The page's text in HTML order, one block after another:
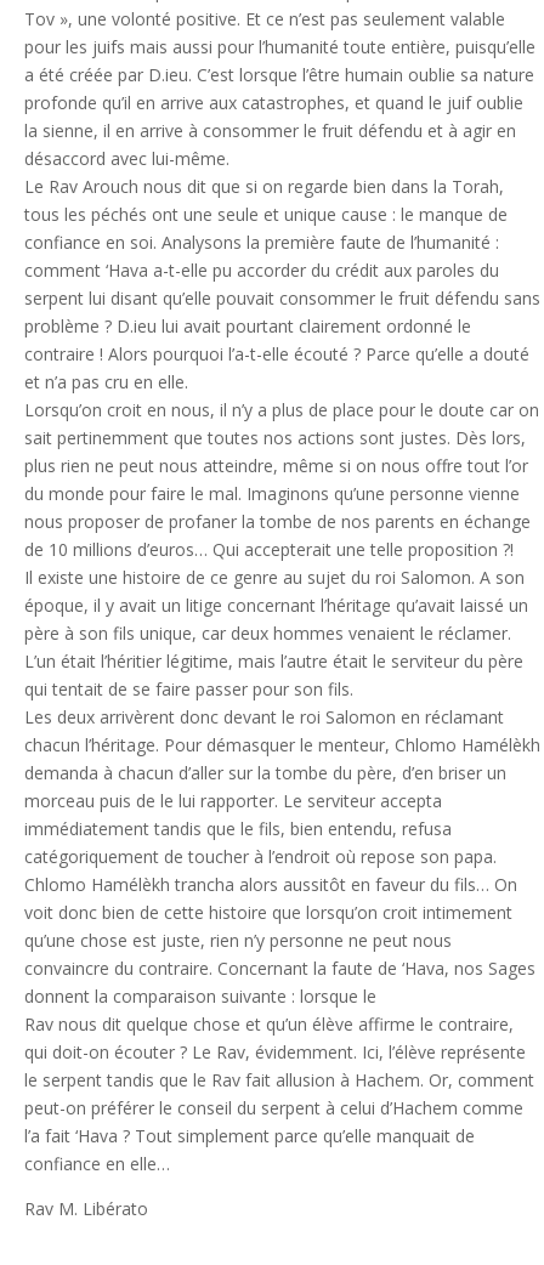
Tov », une volonté positive. Et ce n’est pas seulement valable
pour les juifs mais aussi pour l’humanité toute entière, puisqu’elle
a été créée par D.ieu. C’est lorsque l’être humain oublie sa nature
profonde qu’il en arrive aux catastrophes, et quand le juif oublie
la sienne, il en arrive à consommer le fruit défendu et à agir en
désaccord avec lui-même.
Le Rav Arouch nous dit que si on regarde bien dans la Torah,
tous les péchés ont une seule et unique cause : le manque de
confiance en soi. Analysons la première faute de l’humanité :
comment ‘Hava a-t-elle pu accorder du crédit aux paroles du
serpent lui disant qu’elle pouvait consommer le fruit défendu sans
problème ? D.ieu lui avait pourtant clairement ordonné le
contraire ! Alors pourquoi l’a-t-elle écouté ? Parce qu’elle a douté
et n’a pas cru en elle.
Lorsqu’on croit en nous, il n’y a plus de place pour le doute car on
sait pertinemment que toutes nos actions sont justes. Dès lors,
plus rien ne peut nous atteindre, même si on nous offre tout l’or
du monde pour faire le mal. Imaginons qu’une personne vienne
nous proposer de profaner la tombe de nos parents en échange
de 10 millions d’euros… Qui accepterait une telle proposition ?!
Il existe une histoire de ce genre au sujet du roi Salomon. A son
époque, il y avait un litige concernant l’héritage qu’avait laissé un
père à son fils unique, car deux hommes venaient le réclamer.
L’un était l’héritier légitime, mais l’autre était le serviteur du père
qui tentait de se faire passer pour son fils.
Les deux arrivèrent donc devant le roi Salomon en réclamant
chacun l’héritage. Pour démasquer le menteur, Chlomo Hamélèkh
demanda à chacun d’aller sur la tombe du père, d’en briser un
morceau puis de le lui rapporter. Le serviteur accepta
immédiatement tandis que le fils, bien entendu, refusa
catégoriquement de toucher à l’endroit où repose son papa.
Chlomo Hamélèkh trancha alors aussitôt en faveur du fils… On
voit donc bien de cette histoire que lorsqu’on croit intimement
qu’une chose est juste, rien n’y personne ne peut nous
convaincre du contraire. Concernant la faute de ‘Hava, nos Sages
donnent la comparaison suivante : lorsque le
Rav nous dit quelque chose et qu’un élève affirme le contraire,
qui doit-on écouter ? Le Rav, évidemment. Ici, l’élève représente
le serpent tandis que le Rav fait allusion à Hachem. Or, comment
peut-on préférer le conseil du serpent à celui d’Hachem comme
l’a fait ‘Hava ? Tout simplement parce qu’elle manquait de
confiance en elle…
Rav M. Libérato